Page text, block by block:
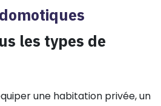
les types de
une habitation privée, un